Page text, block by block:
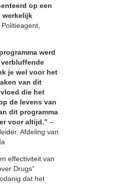
op een
werkelijk
werd
je wel voor het
van dit
die het
de levens van
dit programma
voor altijd.” –
Afdeling van
effectiviteit van
Drugs”
dat het